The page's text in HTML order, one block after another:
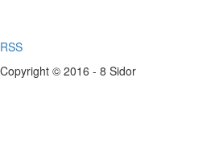
RSS
Copyright © 2016 - 8 Sidor